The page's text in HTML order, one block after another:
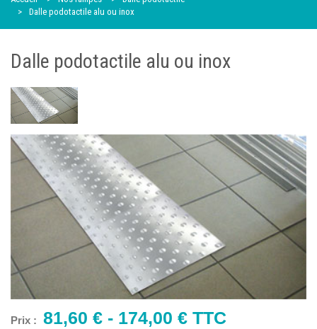
Dalle podotactile alu ou inox
Dalle podotactile alu ou inox
Prix : 81,60 € - 174,00 € TTC